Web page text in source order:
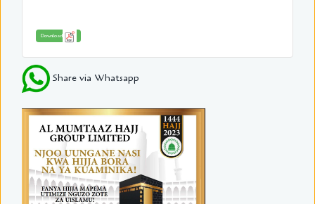
Download
Share via Whatsapp